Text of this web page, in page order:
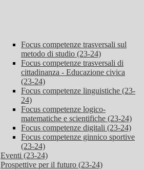
Focus competenze trasversali sul
metodo di studio (23-24)
Focus competenze trasversali di
cittadinanza - Educazione civica
(23-24)
Focus competenze linguistiche (23-
24)
Focus competenze logico-
matematiche e scientifiche (23-24)
Focus competenze digitali (23-24)
Focus competenze ginnico sportive
(23-24)
Eventi (23-24)
Prospettive per il futuro (23-24)